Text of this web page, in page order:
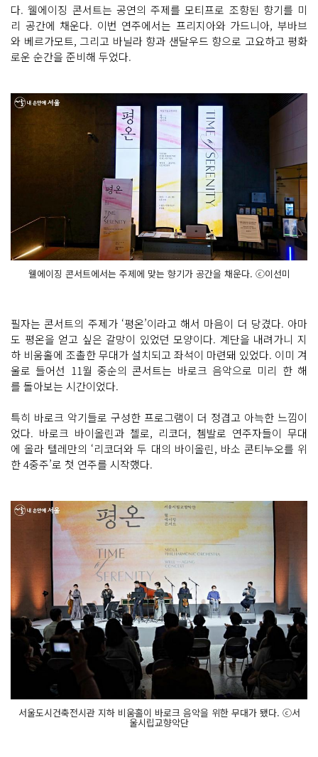
다. 웰에이징 콘서트는 공연의 주제를 모티프로 조향된 향기를 미
리 공간에 채운다. 이번 연주에서는 프리지아와 가드니아, 부바브
와 베르가모트, 그리고 바닐라 향과 샌달우드 향으로 고요하고 평화
로운 순간을 준비해 두었다.
웰에이징 콘서트에서는 주제에 맞는 향기가 공간을 채운다. ⓒ이선미
필자는 콘서트의 주제가 ‘평온’이라고 해서 마음이 더 당겼다. 아마
도 평온을 얻고 싶은 갈망이 있었던 모양이다. 계단을 내려가니 지
하 비움홀에 조촐한 무대가 설치되고 좌석이 마련돼 있었다. 이미 겨
울로 들어선 11월 중순의 콘서트는 바로크 음악으로 미리 한 해
를 돌아보는 시간이었다.
특히 바로크 악기들로 구성한 프로그램이 더 정겹고 아늑한 느낌이
었다. 바로크 바이올린과 첼로, 리코더, 쳄발로 연주자들이 무대
에 올라 텔레만의 ‘리코더와 두 대의 바이올린, 바소 콘티누오를 위
한 4중주’로 첫 연주를 시작했다.
서울도시건축전시관 지하 비움홀이 바로크 음악을 위한 무대가 됐다. ⓒ서
울시립교향악단